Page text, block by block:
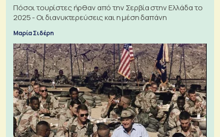
Πόσοι τουρίστες ήρθαν από την Σερβία στην Ελλάδα το
2025 - Οι διανυκτερεύσεις και η μέση δαπάνη
Μαρία Σιδέρη